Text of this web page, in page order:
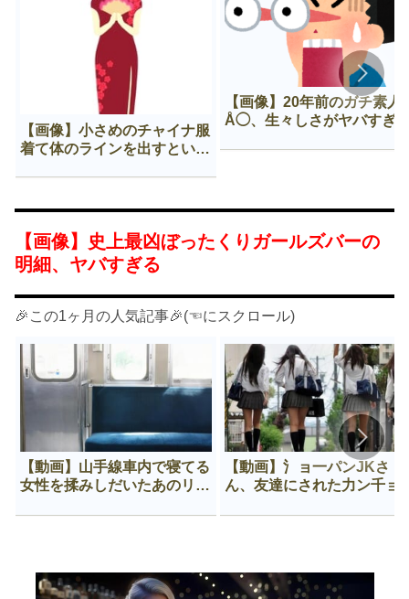
【画像】小さめのチャイナ服
着て体のラインを出すという
【画像】20年前のガチ素人
Å◯、生々しさがヤバすぎ
【画像】史上最凶ぼったくりガールズバーの
明細、ヤバすぎる
🎉この1ヶ月の人気記事🎉(☜にスクロール)
【動画】山手線車内で寝てる
女性を揉みしだいたあのリー
【動画】氵ョ一パンJKさ
ん、友達にされた力ン千ョ